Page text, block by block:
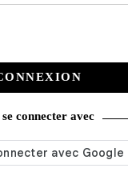
sont
contrat. Les Éditions
connecter avec